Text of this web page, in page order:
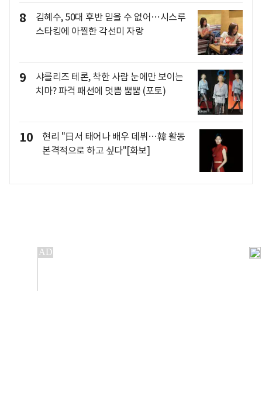
8
김혜수, 50대 후반 믿을 수 없어…시스루
스타킹에 아찔한 각선미 자랑
9
샤를리즈 테론, 착한 사람 눈에만 보이는
치마? 파격 패션에 멋쁨 뿜뿜 (포토)
10
현리 "日서 태어나 배우 데뷔…韓 활동
본격적으로 하고 싶다"[화보]